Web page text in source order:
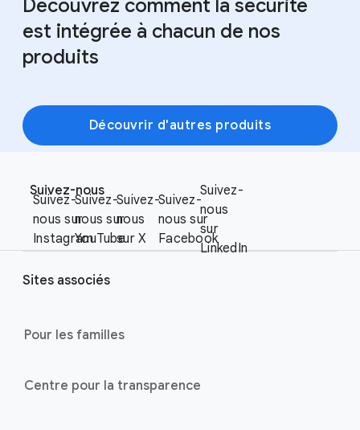
Découvrez comment la sécurité
est intégrée à chacun de nos
produits
Découvrir d'autres produits
e
o
c
l
d
e
Suivez-nous
Suivez-
nous sur
Instagram
Suivez-
nous sur
YouTube
Suivez-
nous
sur X
Suivez-
nous sur
Facebook
Suivez-
nous
sur
LinkedIn
Sites associés
Pour les familles
Centre pour la transparence